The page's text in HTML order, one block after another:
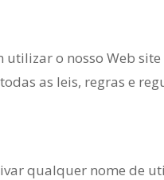
o nosso Web
as leis, regras e
qualquer nome de